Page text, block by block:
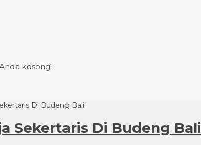
kosong!
Di Budeng Bali"
Sekertaris Di Budeng Bali